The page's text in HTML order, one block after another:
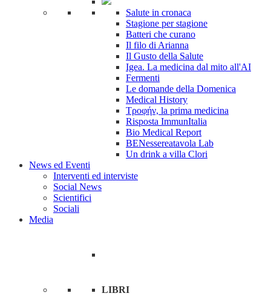
Salute in cronaca
Stagione per stagione
Batteri che curano
Il filo di Arianna
Il Gusto della Salute
Igea. La medicina dal mito all'AI
Fermenti
Le domande della Domenica
Medical History
Tροφήν, la prima medicina
Risposta ImmunItalia
Bio Medical Report
BENessereatavola Lab
Un drink a villa Clori
News ed Eventi
Interventi ed interviste
Social News
Scientifici
Sociali
Media
LIBRI